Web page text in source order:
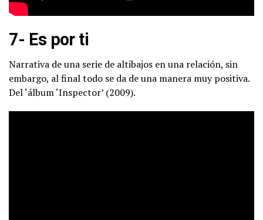
7- Es por ti
Narrativa de una serie de altibajos en una relación, sin
embargo, al final todo se da de una manera muy positiva.
Del ‘álbum ‘Inspector’ (2009).